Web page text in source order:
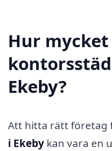
Hur
Ekeby?
Att hitta rätt företag
i Ekeby kan vara en